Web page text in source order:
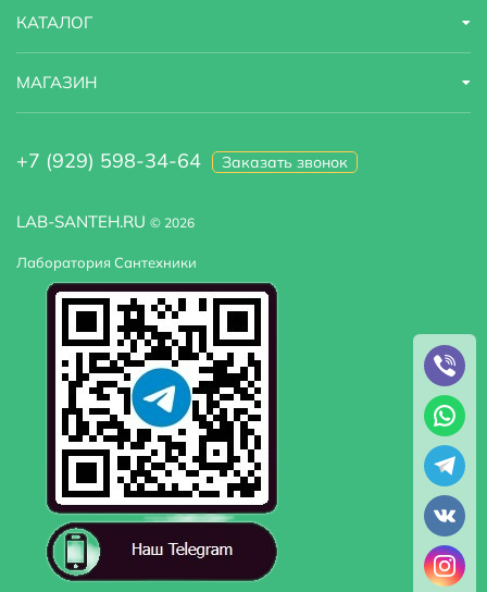
LAB-SANTEH.RU © 2026
Лаборатория Сантехники
КАТАЛОГ
МАГАЗИН
+7 (929) 598-34-64 Заказать звонок